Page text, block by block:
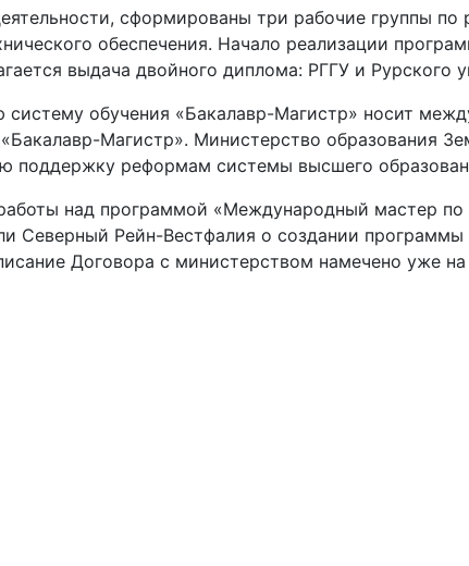
сформированы три рабочие группы
обеспечения. Начало реализации
выдача двойного диплома: РГГУ и Рурского
обучения «Бакалавр-Магистр» носит
Магистр». Министерство образования
поддержку реформам системы высшего
над программой «Международный мастер по
Северный Рейн-Вестфалия о создании
Договора с министерством намечено уже